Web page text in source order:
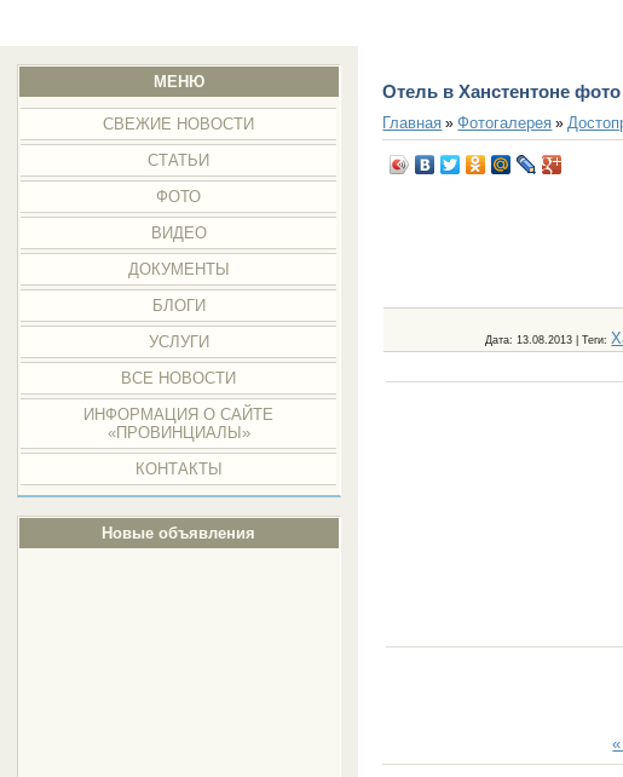
МЕНЮ
СВЕЖИЕ НОВОСТИ
СТАТЬИ
ФОТО
ВИДЕО
ДОКУМЕНТЫ
БЛОГИ
УСЛУГИ
ВСЕ НОВОСТИ
ИНФОРМАЦИЯ О САЙТЕ
«ПРОВИНЦИАЛЫ»
КОНТАКТЫ
Новые объявления
Отель в Ханстентоне фото
Главная »Фотогалерея »
Дата: 13.08.2013 |Теги: